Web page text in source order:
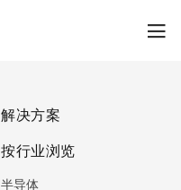
解决方案
按行业浏览
半导体